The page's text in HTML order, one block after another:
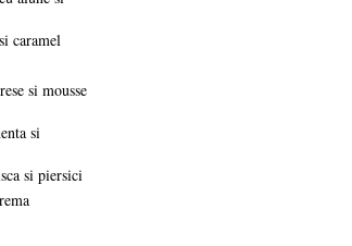
caramel
si mousse
si
si piersici